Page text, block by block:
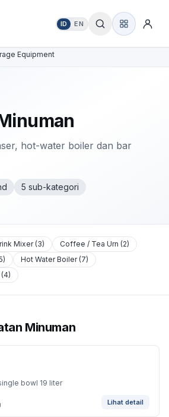
ID EN
Equipment
hot-water boiler dan bar
5 sub-kategori
Mixer (3) Coffee / Tea Urn (2)
) Hot Water Boiler (7)
(4)
Minuman
bowl 19 liter
Lihat detail